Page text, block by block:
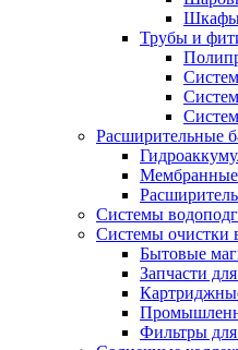
Шкафы
Трубы и
Расширительные
Мембранные
Системы
Системы очистки
Бытовые
Запчасти
Фильтры